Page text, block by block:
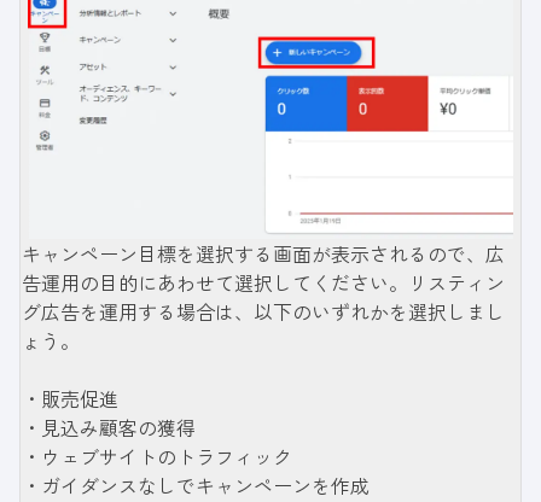
キャンペーン目標を選択する画面が表示されるので、広
告運用の目的にあわせて選択してください。リスティン
グ広告を運用する場合は、以下のいずれかを選択しまし
ょう。
・販売促進
・見込み顧客の獲得
・ウェブサイトのトラフィック
・ガイダンスなしでキャンペーンを作成